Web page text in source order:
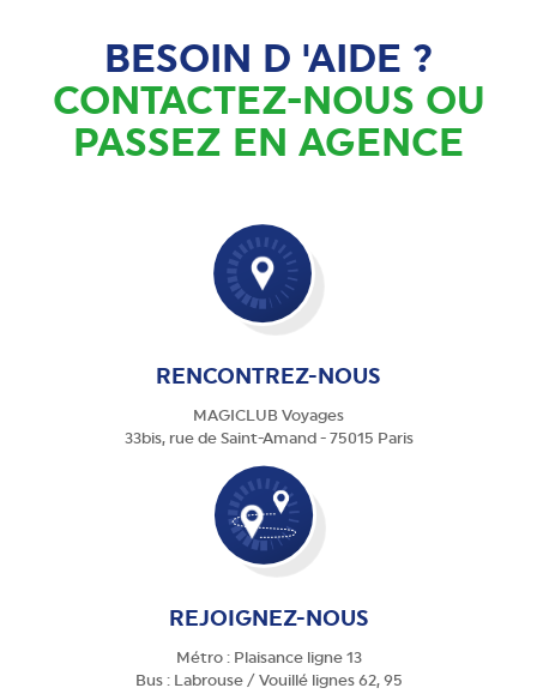
BESOIN D 'AIDE ?
CONTACTEZ-NOUS OU
PASSEZ EN AGENCE
RENCONTREZ-NOUS
MAGICLUB Voyages
33bis, rue de Saint-Amand - 75015 Paris
REJOIGNEZ-NOUS
Métro : Plaisance ligne 13
Bus : Labrouse / Vouillé lignes 62, 95